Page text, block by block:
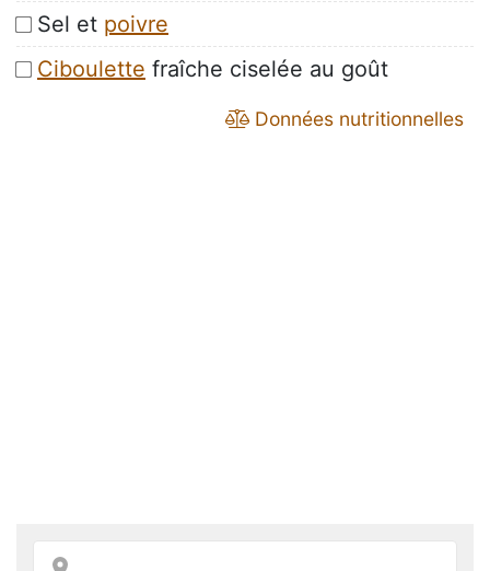
Sel et poivre
Ciboulette fraîche ciselée au goût
Données nutritionnelles